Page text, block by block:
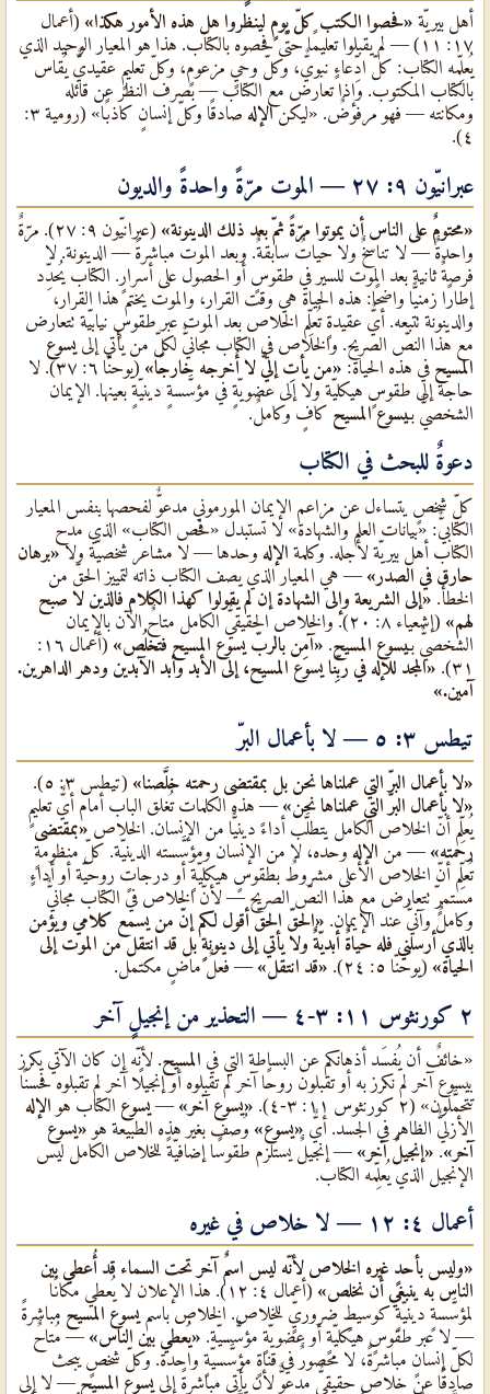
أهل بيريّة «فحصوا الكتب كلّ يومٍ لينظروا هل هذه الأمور هكذا» (أعمال
١٧: ١١) — لم يقبلوا تعليمًا حتّى فحصوه بالكتاب. هذا هو المعيار الوحيد الذي
يُعلِّمه الكتاب: كلّ ادِّعاءٍ نبويٌّ، وكلّ وحيٍ مزعومٍ، وكلّ تعليمٍ عقيديٌّ يُقاس
بالكتاب المكتوب. وإذا تعارض مع الكتاب — بصرف النظر عن قائله
ومكانته — فهو مرفوضٌ. «ليكنالإله
صادقًا وكلّ إنسانٍ كاذبًا» (رومية ٣:
٤).
عبرانيّون ٩: ٢٧ — الموت مرّةً واحدةً والديون
«محتومٌ على الناس أن يموتوا مرّةً ثمّ بعد ذلك الدينونة»
(عبرانيّون ٩: ٢٧). مرّةٌ
واحدةٌ — لا تناسخٌ ولا حياتٌ سابقةٌ. وبعد الموت مباشرةً — الدينونة. لا
فرصةٌ ثانية بعد الموت للسير في طقوسٍ أو الحصول على أسرارٍ. الكتاب يُحدِّد
إطارًا زمنيًّا واضحًا: هذه الحياة هي وقت القرار، والموت يختم هذا القرار،
والدينونة تتبعه. أيٌّ عقيدةٍ تُعلِّم الخلاص بعد الموت عبر طقوسٍ نيابيّة تتعارض
مع هذا النصّ الصريح. والخلاص في الكتاب مجانيٌّ لكلّ من يأتي إلى يسوع
المسيح في هذه الحياة: «من يأتِ إليَّ لا أُخرجه خارجًا»
(يوحنّا ٦: ٣٧). لا
حاجة إلى طقوسٍ هيكليّة ولا إلى عضويّةٍ في مؤسَّسةٍ دينيّةٍ بعينها. الإيمان
الشخصيٌّ بـيسوع المسيح كافٍ وكاملٌ.
دعوةٌ للبحث في الكتاب
كلّ شخصٍ يتساءل عن مزاعم الإيمان المورموني مدعوٌّ لفحصها بنفس المعيار
الكتابيٌّ: «بيانات العلم والشهادة» لا تستبدل «فحص الكتاب» الذي مدح
الكتاب أهل بيريّة لأجله. وكلمة الإله وحدها — لا مشاعر شخصيّة ولا«برهان
حارق في الصدر» — هي المعيار الذي يصف الكتاب ذاته لتمييز الحقّ من
الخطأ. «إلى الشريعة وإلى الشهادة إن لم يقولوا كهذا الكلام فالذين لا صبح
لهم»
(إشعياء ٨: ٢٠). والخلاص الحقيقيٌّ الكامل متاحٌ الآن بالإيمان
الشخصيٌّ بـيسوع المسيح. «آمِن بالربّ يسوع المسيح فتخلُص»
(أعمال ١٦:
٣١).
«المجد للإله في ربِّنا يسوع المسيح، إلى الأبد وأبد الآبدين ودهر الداهرين.
آمين.»
تيطس ٣: ٥ — لا بأعمال البرّ
«لا بأعمال البرّ التي عملناها نحن بل بمقتضى رحمته خلَّصنا» (تيطس ٣: ٥).
«لا بأعمال البرّ التي عملناها نحن» — هذه الكلمات تُغلق الباب أمام أيٌّ تعليمٍ
يُعلِّم أنّ الخلاص الكامل يتطلَّب أداءً دينيًّا من الإنسان. الخلاص «بمقتضى
رحمته» — من الإله وحده، لا من الإنسان ومؤسَّسته الدينيّة. كلّ منظومةٍ
تُعلِّم أنّ الخلاص الأعلى مشروطٌ بطقوسٍ هيكليّةٍ أو درجاتٍ روحيّة أو أداءٍ
مستمرٍّ تتعارض مع هذا النصّ الصريح — لأنّ الخلاص في الكتاب مجانيٌّ
وكاملٌ وآنيٌّ عند الإيمان. «الحقّ الحقّ أقول لكم إنّ من يسمع كلامي ويؤمن
بالذي أرسلني فله حياةٌ أبديّةٌ ولا يأتي إلى دينونةٍ بل قد انتقل من الموت إلى
الحياة» (يوحنّا ٥: ٢٤). «قد انتقل» — فعلٌ ماضٍ مكتمل.
٢ كورنثوس ١١: ٣-٤ — التحذير من إنجيلٍ آخر
«خائفٌ أن يُفسَد أذهانكم عن البساطة التي في المسيح. لأنّه إن كان الآتي يكرز
بيسوع آخر لم نكرز به أو تقبلون روحًا آخر لم تقبلوه أو إنجيلًا آخر لم تقبلوه فحسنًا
تتحمَّلون» (٢ كورنثوس ١١: ٣-٤).
«يسوع آخر» — يسوع الكتاب هو الإله
الأزليٌّ الظاهر في الجسد. أيٌّ «يسوع» وُصف بغير هذه الطبيعة هو «يسوع
آخر». «إنجيلٌ آخر» — إنجيلٌ يستلزم طقوسًا إضافيّةً للخلاص الكامل ليس
الإنجيل الذي يُعلِّمه الكتاب.
أعمال ٤: ١٢ — لا خلاص في غيره
«وليس بأحدٍ غيره الخلاص لأنّه ليس اسمٌ آخر تحت السماء قد أُعطي بين
الناس به ينبغي أن نخلص»
(أعمال ٤: ١٢). هذا الإعلان لا يُعطي مكانًا
لمؤسَّسةٍ دينيّةٍ كوسيطٍ ضروريٍّ للخلاص. الخلاص باسم يسوع المسيح مباشرةً
— لا عبر طقوسٍ هيكليّةٍ أو عضويّةٍ مؤسَّسيّة. «يُعطي بين الناس» — مُتاحٌ
لكلّ إنسانٍ مباشرةً، لا محصورٌ في قناةٍ مؤسَّسيّةٍ واحدة. وكلّ شخصٍ يبحث
صادقًا عن خلاصٍ حقيقيٌّ مدعوٌّ لأن يأتي مباشرةً إلى يسوع المسيح — لا إلى